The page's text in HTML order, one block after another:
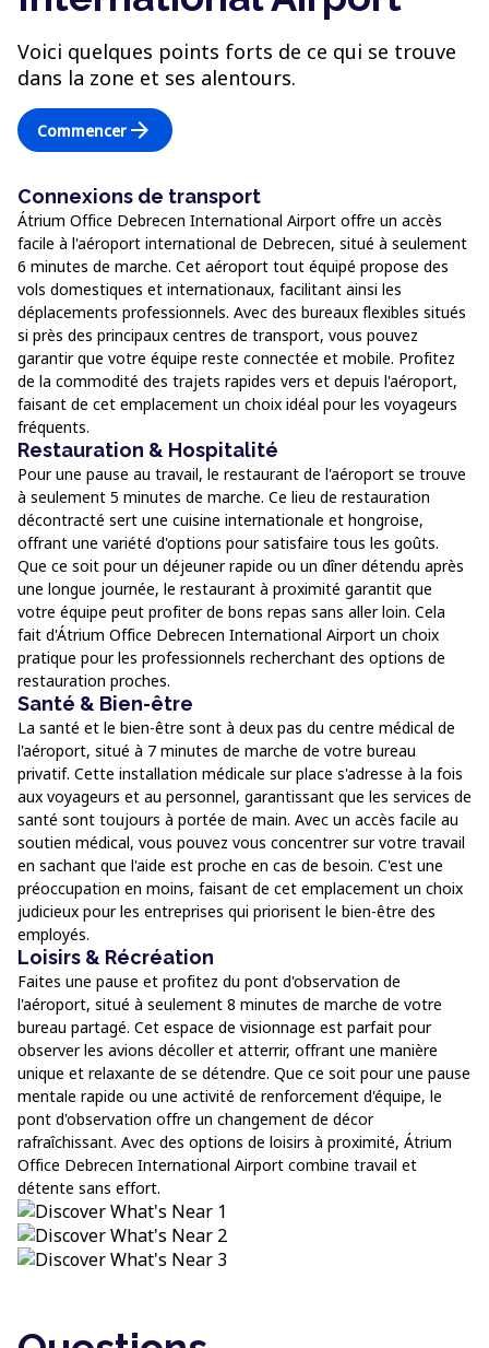
Voici quelques points forts de ce qui se trouve
dans la zone et ses alentours.
Commencerarrow_forward
Connexions de transport
Átrium Office Debrecen International Airport offre un accès
facile à l'aéroport international de Debrecen, situé à seulement
6 minutes de marche. Cet aéroport tout équipé propose des
vols domestiques et internationaux, facilitant ainsi les
déplacements professionnels. Avec des bureaux flexibles situés
si près des principaux centres de transport, vous pouvez
garantir que votre équipe reste connectée et mobile. Profitez
de la commodité des trajets rapides vers et depuis l'aéroport,
faisant de cet emplacement un choix idéal pour les voyageurs
fréquents.
Restauration & Hospitalité
Pour une pause au travail, le restaurant de l'aéroport se trouve
à seulement 5 minutes de marche. Ce lieu de restauration
décontracté sert une cuisine internationale et hongroise,
offrant une variété d'options pour satisfaire tous les goûts.
Que ce soit pour un déjeuner rapide ou un dîner détendu après
une longue journée, le restaurant à proximité garantit que
votre équipe peut profiter de bons repas sans aller loin. Cela
fait d'Átrium Office Debrecen International Airport un choix
pratique pour les professionnels recherchant des options de
restauration proches.
Santé & Bien-être
La santé et le bien-être sont à deux pas du centre médical de
l'aéroport, situé à 7 minutes de marche de votre bureau
privatif. Cette installation médicale sur place s'adresse à la fois
aux voyageurs et au personnel, garantissant que les services de
santé sont toujours à portée de main. Avec un accès facile au
soutien médical, vous pouvez vous concentrer sur votre travail
en sachant que l'aide est proche en cas de besoin. C'est une
préoccupation en moins, faisant de cet emplacement un choix
judicieux pour les entreprises qui priorisent le bien-être des
employés.
Loisirs & Récréation
Faites une pause et profitez du pont d'observation de
l'aéroport, situé à seulement 8 minutes de marche de votre
bureau partagé. Cet espace de visionnage est parfait pour
observer les avions décoller et atterrir, offrant une manière
unique et relaxante de se détendre. Que ce soit pour une pause
mentale rapide ou une activité de renforcement d'équipe, le
pont d'observation offre un changement de décor
rafraîchissant. Avec des options de loisirs à proximité, Átrium
Office Debrecen International Airport combine travail et
détente sans effort.